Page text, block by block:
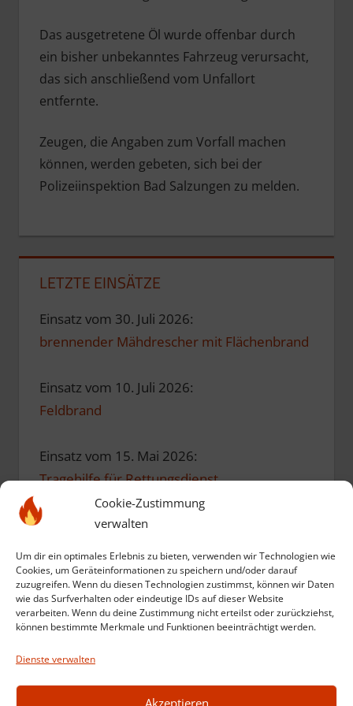
Cookie-Zustimmung
verwalten
Um dir ein optimales Erlebnis zu bieten, verwenden wir Technologien wie
Cookies, um Geräteinformationen zu speichern und/oder darauf
zuzugreifen. Wenn du diesen Technologien zustimmst, können wir Daten
wie das Surfverhalten oder eindeutige IDs auf dieser Website
verarbeiten. Wenn du deine Zustimmung nicht erteilst oder zurückziehst,
können bestimmte Merkmale und Funktionen beeinträchtigt werden.
Dienste verwalten
Akzeptieren
Das ausgetretene Öl wurde offenbar durch
ein bisher unbekanntes Fahrzeug verursacht,
das sich anschließend vom Unfallort
entfernte.
Zeugen, die Angaben zum Vorfall machen
können, werden gebeten, sich bei der
Polizeiinspektion Bad Salzungen zu melden.
LETZTE EINSÄTZE
Einsatz vom 30. Juli 2026:
brennender Mähdrescher mit Flächenbrand
Einsatz vom 10. Juli 2026:
Feldbrand
Einsatz vom 15. Mai 2026:
Tragehilfe für Rettungsdienst
Einsatz vom 10. Mai 2026:
Einsatz vom 12. März 2026:
Kompost in Brand
Weitere Einsätze anzeigen